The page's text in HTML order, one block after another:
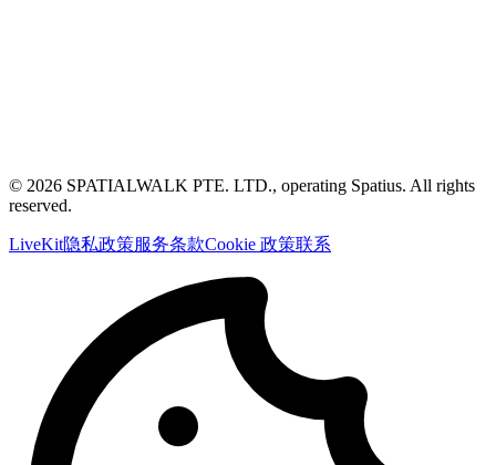
© 2026 SPATIALWALK PTE. LTD., operating Spatius. All rights
reserved.
LiveKit隐私政策服务条款Cookie 政策联系